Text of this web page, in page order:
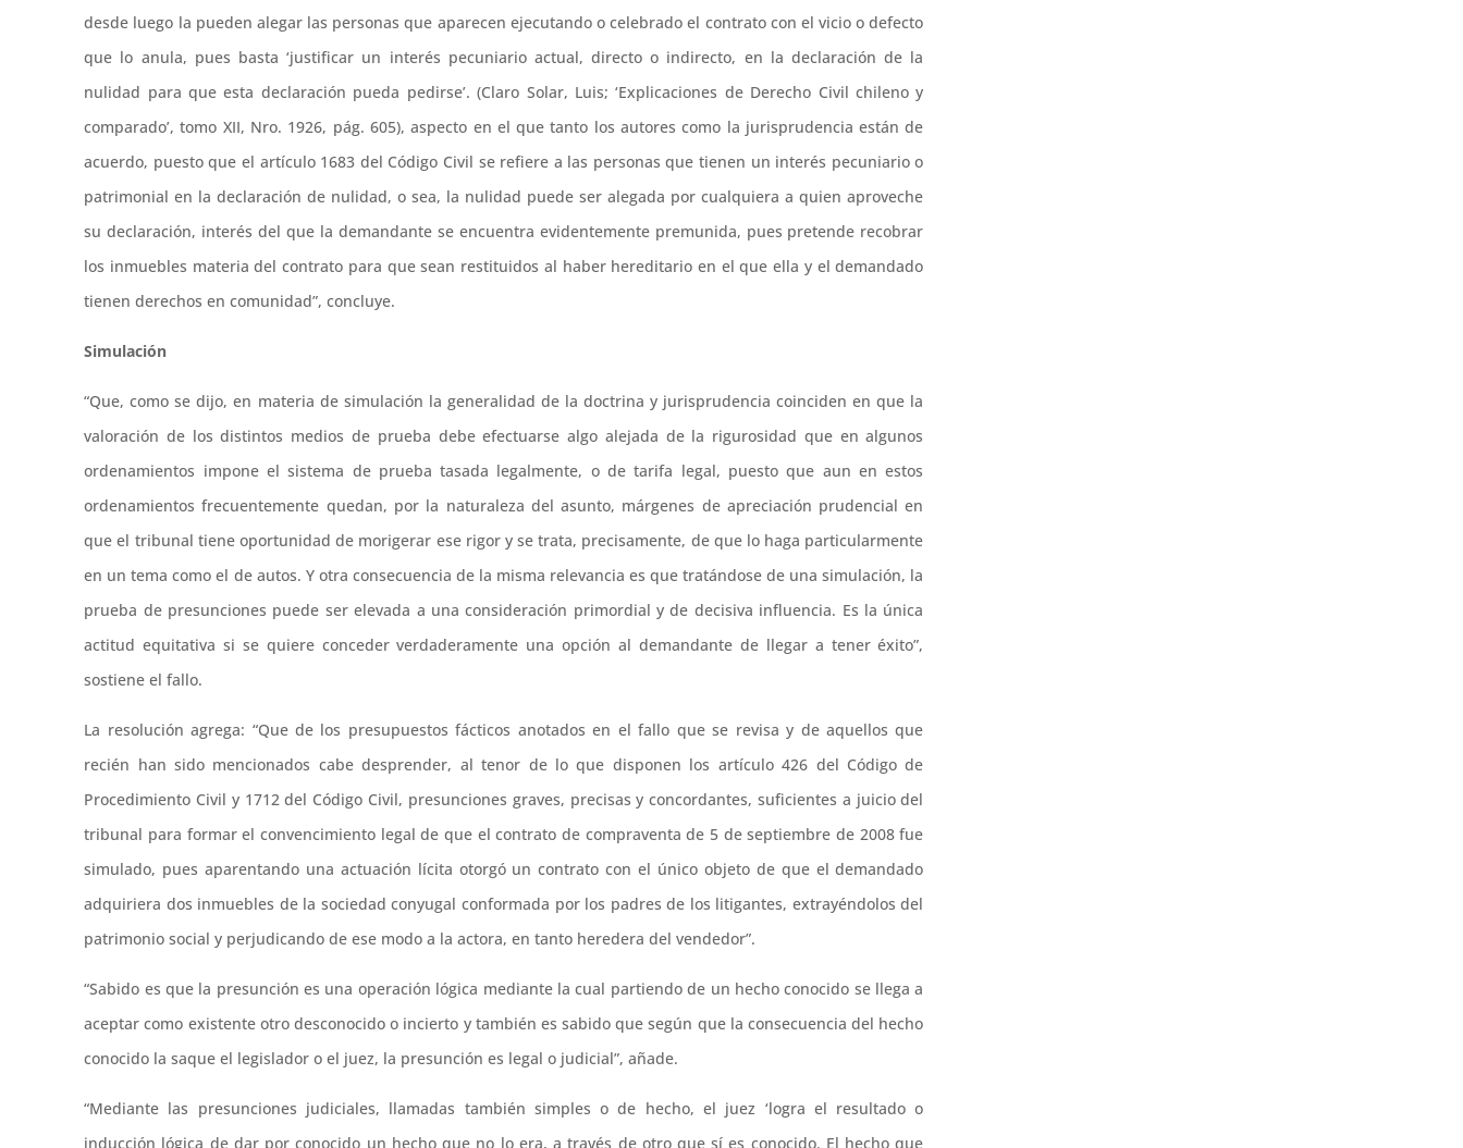
desde luego la pueden alegar las personas que aparecen ejecutando o celebrado el contrato con el vicio o defecto
que lo anula, pues basta ‘justificar un interés pecuniario actual, directo o indirecto, en la declaración de la
nulidad para que esta declaración pueda pedirse’. (Claro Solar, Luis; ‘Explicaciones de Derecho Civil chileno y
comparado’, tomo XII, Nro. 1926, pág. 605), aspecto en el que tanto los autores como la jurisprudencia están de
acuerdo, puesto que el artículo 1683 del Código Civil se refiere a las personas que tienen un interés pecuniario o
patrimonial en la declaración de nulidad, o sea, la nulidad puede ser alegada por cualquiera a quien aproveche
su declaración, interés del que la demandante se encuentra evidentemente premunida, pues pretende recobrar
los inmuebles materia del contrato para que sean restituidos al haber hereditario en el que ella y el demandado
tienen derechos en comunidad”, concluye.
Simulación
“Que, como se dijo, en materia de simulación la generalidad de la doctrina y jurisprudencia coinciden en que la
valoración de los distintos medios de prueba debe efectuarse algo alejada de la rigurosidad que en algunos
ordenamientos impone el sistema de prueba tasada legalmente, o de tarifa legal, puesto que aun en estos
ordenamientos frecuentemente quedan, por la naturaleza del asunto, márgenes de apreciación prudencial en
que el tribunal tiene oportunidad de morigerar ese rigor y se trata, precisamente, de que lo haga particularmente
en un tema como el de autos. Y otra consecuencia de la misma relevancia es que tratándose de una simulación, la
prueba de presunciones puede ser elevada a una consideración primordial y de decisiva influencia. Es la única
actitud equitativa si se quiere conceder verdaderamente una opción al demandante de llegar a tener éxito”,
sostiene el fallo.
La resolución agrega: “Que de los presupuestos fácticos anotados en el fallo que se revisa y de aquellos que
recién han sido mencionados cabe desprender, al tenor de lo que disponen los artículo 426 del Código de
Procedimiento Civil y 1712 del Código Civil, presunciones graves, precisas y concordantes, suficientes a juicio del
tribunal para formar el convencimiento legal de que el contrato de compraventa de 5 de septiembre de 2008 fue
simulado, pues aparentando una actuación lícita otorgó un contrato con el único objeto de que el demandado
adquiriera dos inmuebles de la sociedad conyugal conformada por los padres de los litigantes, extrayéndolos del
patrimonio social y perjudicando de ese modo a la actora, en tanto heredera del vendedor”.
“Sabido es que la presunción es una operación lógica mediante la cual partiendo de un hecho conocido se llega a
aceptar como existente otro desconocido o incierto y también es sabido que según que la consecuencia del hecho
conocido la saque el legislador o el juez, la presunción es legal o judicial”, añade.
“Mediante las presunciones judiciales, llamadas también simples o de hecho, el juez ‘logra el resultado o
inducción lógica de dar por conocido un hecho que no lo era, a través de otro que sí es conocido. El hecho que